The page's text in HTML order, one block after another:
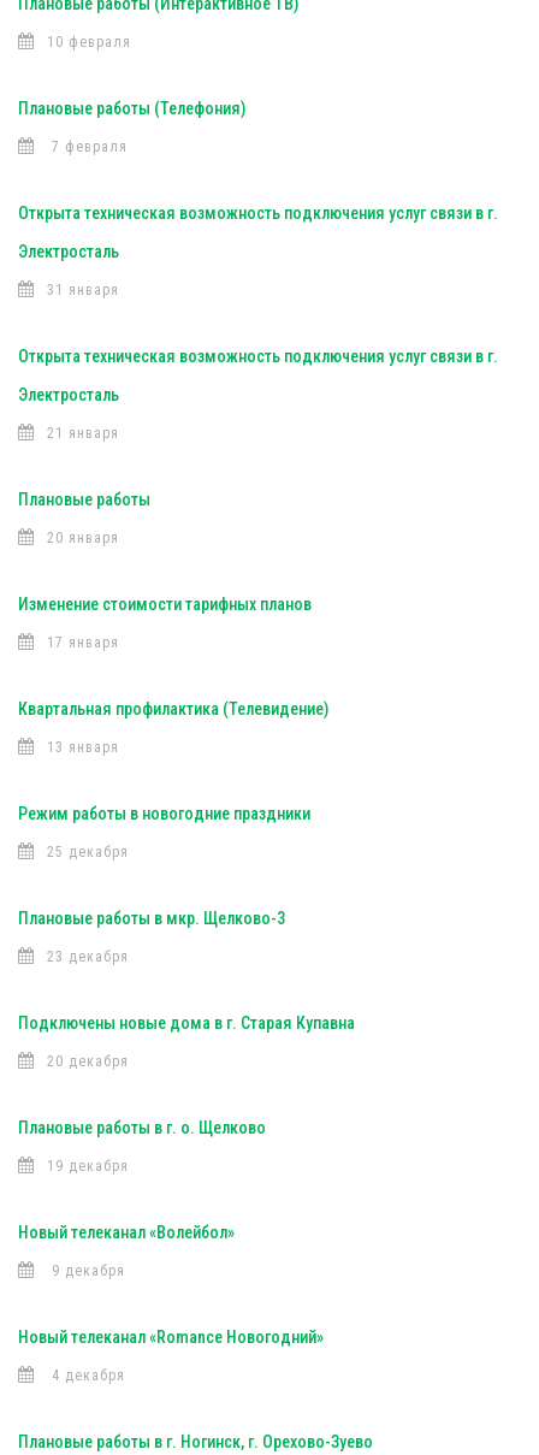
10 февраля
Плановые работы (Телефония)
7 февраля
Открыта техническая возможность подключения услуг связи в г.
Электросталь
31 января
Открыта техническая возможность подключения услуг связи в г.
Электросталь
21 января
Плановые работы
20 января
Изменение стоимости тарифных планов
17 января
Квартальная профилактика (Телевидение)
13 января
Режим работы в новогодние праздники
25 декабря
Плановые работы в мкр. Щелково-3
23 декабря
Подключены новые дома в г. Старая Купавна
20 декабря
Плановые работы в г. о. Щелково
19 декабря
Новый телеканал «Волейбол»
9 декабря
Новый телеканал «Romance Новогодний»
4 декабря
Плановые работы в г. Ногинск, г. Орехово-Зуево